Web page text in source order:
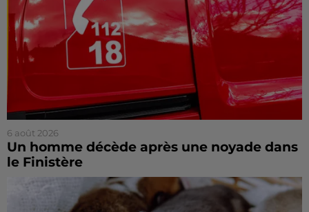
6 août 2026
Un homme décède après une noyade dans
le Finistère